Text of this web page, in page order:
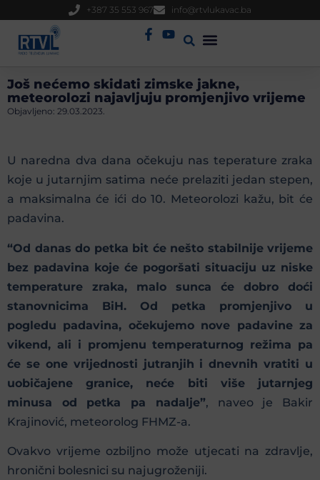
+387 35 553 967 info@rtvlukavac.ba
Još nećemo skidati zimske jakne,
meteorolozi najavljuju promjenjivo vrijeme
Objavljeno: 29.03.2023.
U naredna dva dana očekuju nas teperature zraka
koje u jutarnjim satima neće prelaziti jedan stepen,
a maksimalna će ići do 10. Meteorolozi kažu, bit će
padavina.
“Od danas do petka bit će nešto stabilnije vrijeme
bez padavina koje će pogoršati situaciju uz niske
temperature zraka, malo sunca će dobro doći
stanovnicima BiH. Od petka promjenjivo u
pogledu padavina, očekujemo nove padavine za
vikend, ali i promjenu temperaturnog režima pa
će se one vrijednosti jutranjih i dnevnih vratiti u
uobičajene granice, neće biti više jutarnjeg
minusa od petka pa nadalje”, naveo je Bakir
Krajinović, meteorolog FHMZ-a.
Ovakvo vrijeme ozbiljno može utjecati na zdravlje,
hronični bolesnici su najugroženiji.